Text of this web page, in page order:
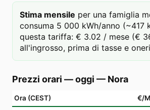
Stima mensile per una famiglia
consuma 5 000 kWh/anno (~417
questa tariffa: € 3.02 / mese (€
all'ingrosso, prima di tasse e
Prezzi orari — oggi — Nora
Ora (CEST) €/